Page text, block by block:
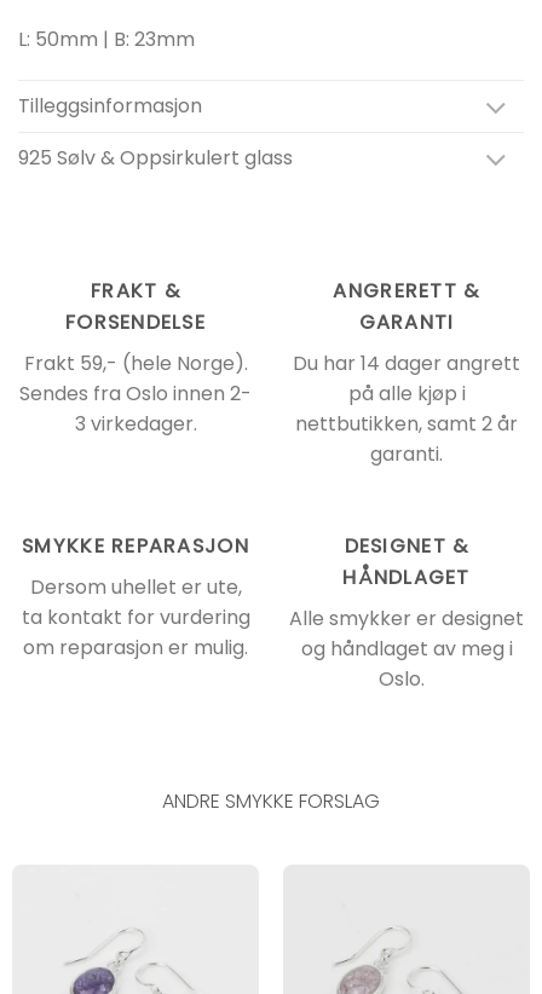
L: 50mm | B: 23mm
Tilleggsinformasjon
925 Sølv & Oppsirkulert glass
FRAKT &
FORSENDELSE
Frakt 59,- (hele Norge).
Sendes fra Oslo innen 2-
3 virkedager.
ANGRERETT &
GARANTI
Du har 14 dager angrett
på alle kjøp i
nettbutikken, samt 2 år
garanti.
SMYKKE REPARASJON
Dersom uhellet er ute,
ta kontakt for vurdering
om reparasjon er mulig.
DESIGNET &
HÅNDLAGET
Alle smykker er designet
og håndlaget av meg i
Oslo.
ANDRE SMYKKE FORSLAG